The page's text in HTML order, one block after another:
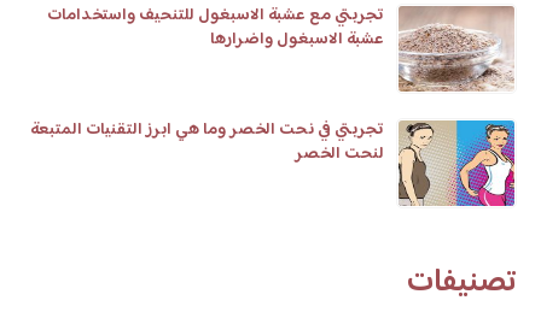
تجربتي مع عشبة الاسبغول للتنحيف واستخدامات
عشبة الاسبغول واضرارها
تجربتي في نحت الخصر وما هي ابرز التقنيات المتبعة
لنحت الخصر
تصنيفات